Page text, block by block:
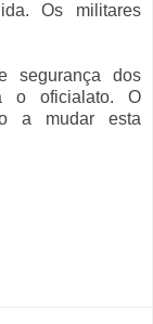
Os militares
segurança dos
o oficialato. O
a mudar esta